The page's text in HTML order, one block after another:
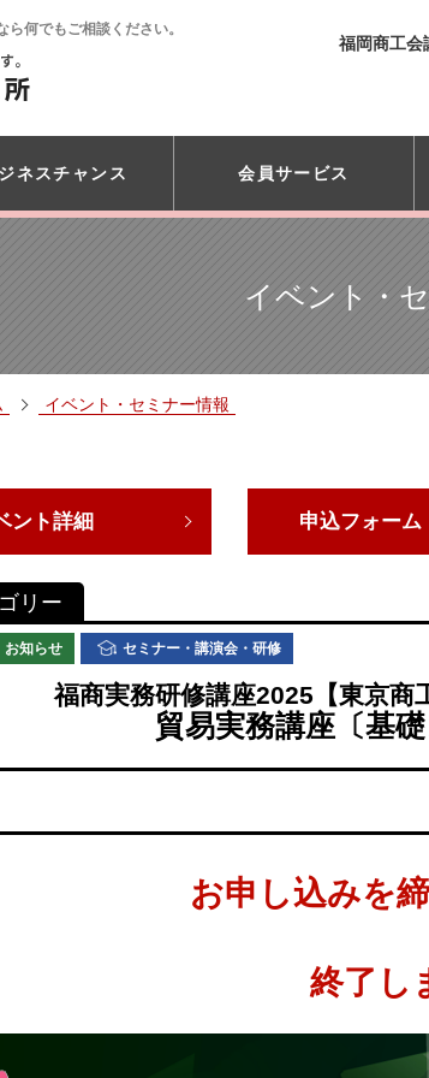
何でもご相談ください。
福岡商工会
ネスチャンス 会員サービス
イベント・
イベント・セミナー情報
ント詳細 申込フォーム
お知らせ セミナー・講演会・研修
福商実務研修講座2025【東京
貿易実務講座〔基
お申し込みを
終了し